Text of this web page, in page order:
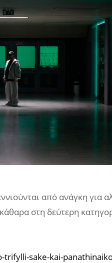
από ανάγκη για
στη δεύτερη
sake-kai-